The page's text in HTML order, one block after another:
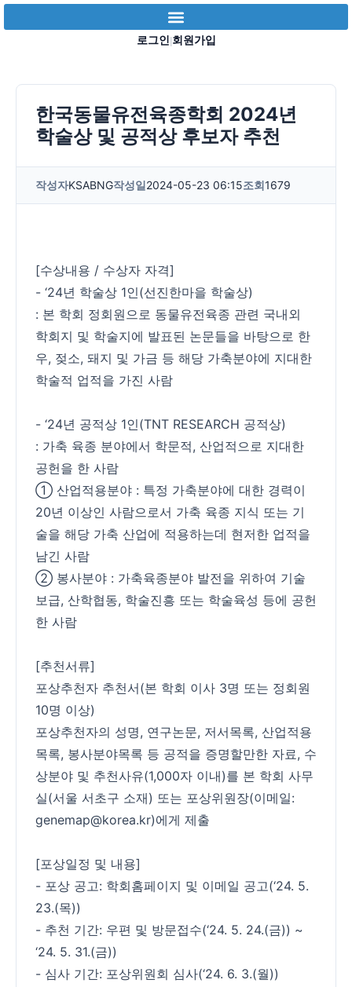
로그인 |회원가입
한국동물유전육종학회 2024년
학술상 및 공적상 후보자 추천
작성자KSABNG작성일2024-05-23 06:15조회1679
[수상내용 / 수상자 자격]
- ‘24년 학술상 1인(선진한마을 학술상)
: 본 학회 정회원으로 동물유전육종 관련 국내외
학회지 및 학술지에 발표된 논문들을 바탕으로 한
우, 젖소, 돼지 및 가금 등 해당 가축분야에 지대한
학술적 업적을 가진 사람
- ‘24년 공적상 1인(TNT RESEARCH 공적상)
: 가축 육종 분야에서 학문적, 산업적으로 지대한
공헌을 한 사람
① 산업적용분야 : 특정 가축분야에 대한 경력이
20년 이상인 사람으로서 가축 육종 지식 또는 기
술을 해당 가축 산업에 적용하는데 현저한 업적을
남긴 사람
② 봉사분야 : 가축육종분야 발전을 위하여 기술
보급, 산학협동, 학술진흥 또는 학술육성 등에 공헌
한 사람
[추천서류]
포상추천자 추천서(본 학회 이사 3명 또는 정회원
10명 이상)
포상추천자의 성명, 연구논문, 저서목록, 산업적용
목록, 봉사분야목록 등 공적을 증명할만한 자료, 수
상분야 및 추천사유(1,000자 이내)를 본 학회 사무
실(서울 서초구 소재) 또는 포상위원장(이메일:
genemap@korea.kr)에게 제출
[포상일정 및 내용]
- 포상 공고: 학회홈페이지 및 이메일 공고(‘24. 5.
23.(목))
- 추천 기간: 우편 및 방문접수(‘24. 5. 24.(금)) ~
‘24. 5. 31.(금))
- 심사 기간: 포상위원회 심사(‘24. 6. 3.(월))